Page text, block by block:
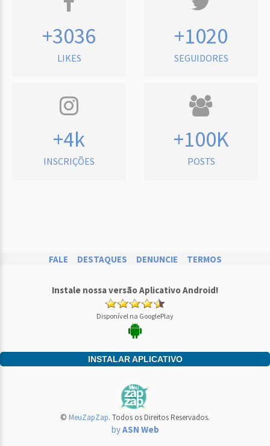
+3036
LIKES
+1020
SEGUIDORES
+4k
INSCRIÇÕES
+100K
POSTS
FALE DESTAQUES DENUNCIE TERMOS
Instale nossa versão Aplicativo Android!
Disponível na GooglePlay
INSTALAR APLICATIVO
© MeuZapZap. Todos os Direitos Reservados.
byASN Web